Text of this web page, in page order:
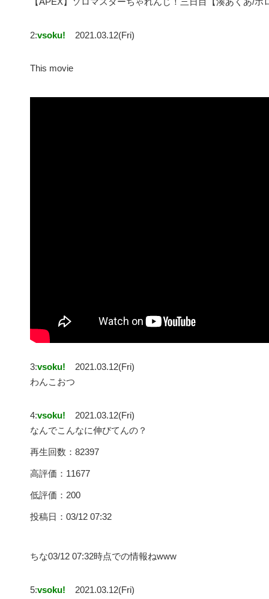
2:vsoku! 2021.03.12(Fri)
This movie
3:vsoku!
2021.03.12(Fri)
わんこおつ
4:vsoku!
2021.03.12(Fri)
なんでこんなに伸びてんの？
再生回数：82397
高評価：11677
低評価：200
投稿日：03/12 07:32
ちな03/12 07:32時点での情報ねwww
5:vsoku!
2021.03.12(Fri)